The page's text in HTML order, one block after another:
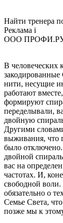
Найти тренера
Реклама i
ООО ПРОФИ.РУ,
В человеческих
закодированные
нити, несущие
работают
формируют
переделывали,
двойную
Другими
выживания, что
было
двойной
вас на
частотах. И,
свободной
обязательно о
Семье Света,
позже мы к